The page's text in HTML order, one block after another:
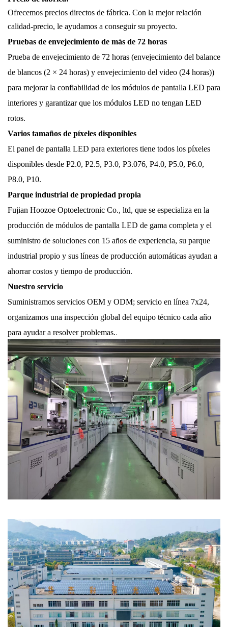
Ofrecemos precios directos de fábrica. Con la mejor relación
calidad-precio, le ayudamos a conseguir su proyecto.
Pruebas de envejecimiento de más de 72 horas
Prueba de envejecimiento de 72 horas (envejecimiento del balance
de blancos (2 × 24 horas) y envejecimiento del video (24 horas))
para mejorar la confiabilidad de los módulos de pantalla LED para
interiores y garantizar que los módulos LED no tengan LED
rotos.
Varios tamaños de píxeles disponibles
El panel de pantalla LED para exteriores tiene todos los píxeles
disponibles desde P2.0, P2.5, P3.0, P3.076, P4.0, P5.0, P6.0,
P8.0, P10.
Parque industrial de propiedad propia
Fujian Hoozoe Optoelectronic Co., ltd, que se especializa en la
producción de módulos de pantalla LED de gama completa y el
suministro de soluciones con 15 años de experiencia, su parque
industrial propio y sus líneas de producción automáticas ayudan a
ahorrar costos y tiempo de producción.
Nuestro servicio
Suministramos servicios OEM y ODM; servicio en línea 7x24,
organizamos una inspección global del equipo técnico cada año
para ayudar a resolver problemas..